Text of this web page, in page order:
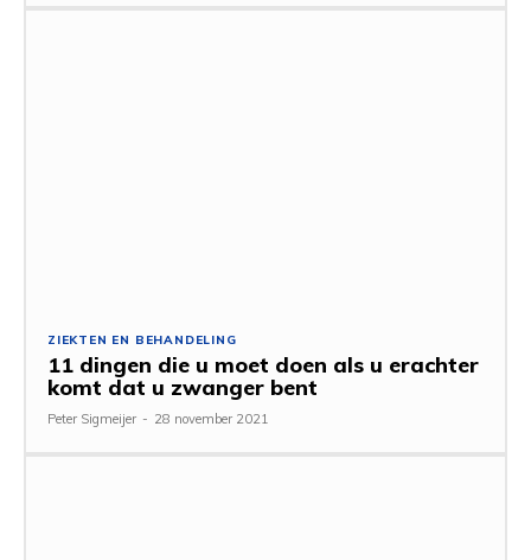
ZIEKTEN EN BEHANDELING
11 dingen die u moet doen als u erachter
komt dat u zwanger bent
Peter Sigmeijer - 28 november 2021